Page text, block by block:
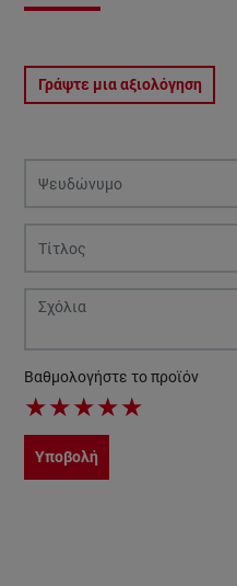
Γράψτε μια αξιολόγηση
Βαθμολογήστε το προϊόν
★★★★★
Υποβολή